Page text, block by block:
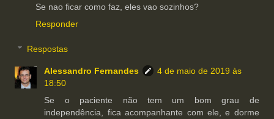
Se nao ficar como faz, eles vao sozinhos?
Responder
Respostas
Alessandro Fernandes
4 de maio de 2019 às
18:50
Se o paciente não tem um bom grau de
independência, fica acompanhante com ele, e dorme